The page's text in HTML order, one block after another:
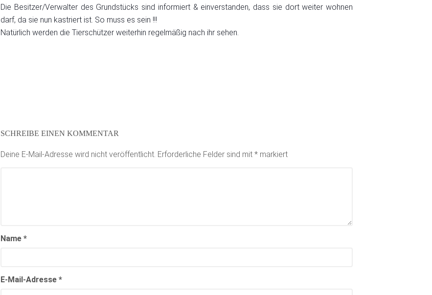
Die Besitzer/Verwalter des Grundstücks sind informiert & einverstanden, dass sie dort weiter wohnen
darf, da sie nun kastriert ist. So muss es sein !!!
Natürlich werden die Tierschützer weiterhin regelmäßig nach ihr sehen.
SCHREIBE EINEN KOMMENTAR
Deine E-Mail-Adresse wird nicht veröffentlicht. Erforderliche Felder sind mit * markiert
Name *
E-Mail-Adresse *